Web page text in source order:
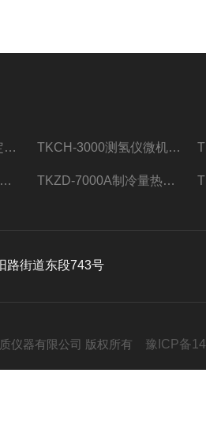
TKCFL-9氟氯离子测定仪自动煤质检测 TKCH-3000测氢仪微机氢元素测定煤质检测
TKDLY-8000微机多样测硫仪自动定硫仪化验室硫含量测定 TKZD-7000A制冷量热仪自动升降热值仪煤质检测
路街道东段743号
仪器有限公司 版权所有 豫ICP备